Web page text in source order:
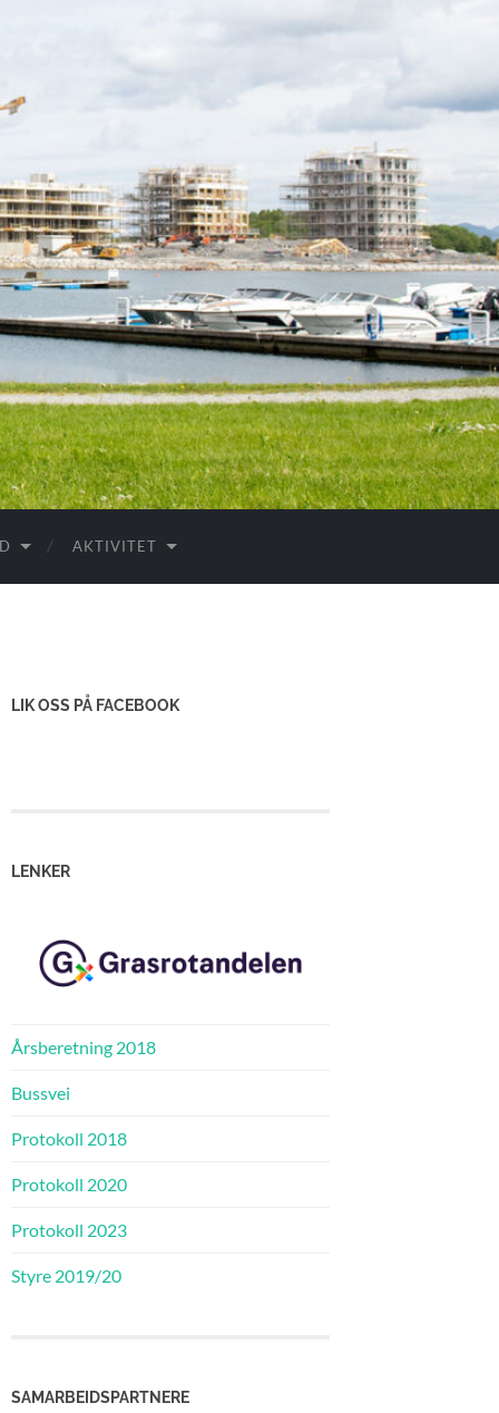
AKTIVITET
LIK OSS PÅ FACEBOOK
LENKER
Årsberetning 2018
Bussvei
Protokoll 2018
Protokoll 2020
Protokoll 2023
Styre 2019/20
SAMARBEIDSPARTNERE